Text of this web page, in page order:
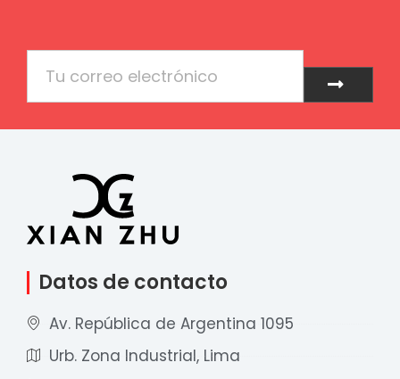
Enviar
Datos de contacto
Av. República de Argentina 1095
Urb. Zona Industrial, Lima